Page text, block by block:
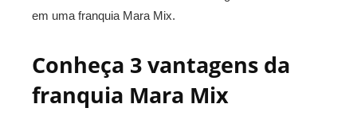
em uma franquia Mara Mix.
Conheça 3 vantagens da
franquia Mara Mix